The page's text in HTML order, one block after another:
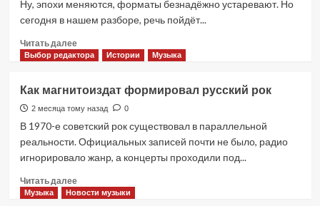
Ну, эпохи меняются, форматы безнадёжно устаревают. Но
сегодня в нашем разборе, речь пойдёт...
Читать далееПрочитать
больше
феномена
Виктора
Выбор редактора Истории Музыка
Как магнитоиздат формировал русский рок
2 месяца тому назад 0
В 1970-е советский рок существовал в параллельной
реальности. Официальных записей почти не было, радио
игнорировало жанр, а концерты проходили под...
Читать далееПрочитать
больше
Музыка Новости музыки